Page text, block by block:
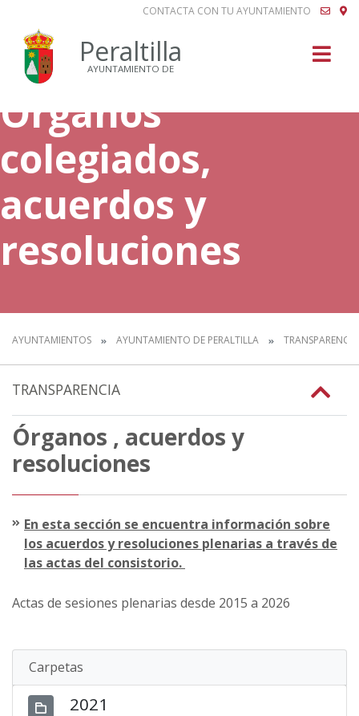
CONTACTA CON TU AYUNTAMIENTO
Peraltilla
AYUNTAMIENTO DE
Órganos
colegiados,
acuerdos y
resoluciones
AYUNTAMIENTOS AYUNTAMIENTO DE PERALTILLA TRANSPARENCIA
TRANSPARENCIA
Órganos , acuerdos y
resoluciones
En esta sección se encuentra información sobre
los acuerdos y resoluciones plenarias a través de
las actas del consistorio.
Actas de sesiones plenarias desde 2015 a 2026
Carpetas
2021